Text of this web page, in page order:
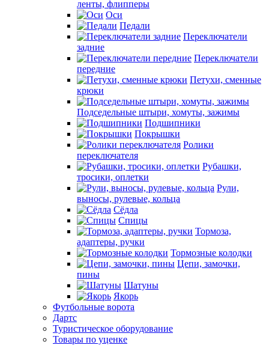
ленты, флипперы
Оси
Педали
Переключатели
задние
Переключатели
передние
Петухи, сменные
крюки
Подседельные штыри, хомуты, зажимы
Подшипники
Покрышки
Ролики
переключателя
Рубашки,
тросики, оплетки
Рули,
выносы, рулевые, кольца
Сёдла
Спицы
Тормоза,
адаптеры, ручки
Тормозные колодки
Цепи, замочки,
пины
Шатуны
Якорь
Футбольные ворота
Дартс
Туристическое оборудование
Товары по уценке